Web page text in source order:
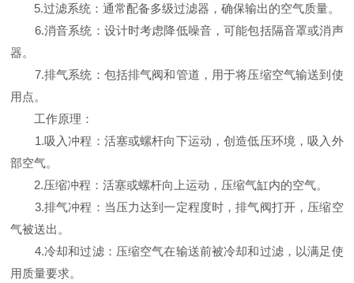
5.过滤系统：通常配备多级过滤器，确保输出的空气质量。
6.消音系统：设计时考虑降低噪音，可能包括隔音罩或消声
器。
7.排气系统：包括排气阀和管道，用于将压缩空气输送到使
用点。
工作原理：
1.吸入冲程：活塞或螺杆向下运动，创造低压环境，吸入外
部空气。
2.压缩冲程：活塞或螺杆向上运动，压缩气缸内的空气。
3.排气冲程：当压力达到一定程度时，排气阀打开，压缩空
气被送出。
4.冷却和过滤：压缩空气在输送前被冷却和过滤，以满足使
用质量要求。